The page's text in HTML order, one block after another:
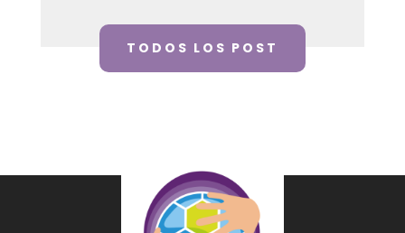
TODOS LOS POST